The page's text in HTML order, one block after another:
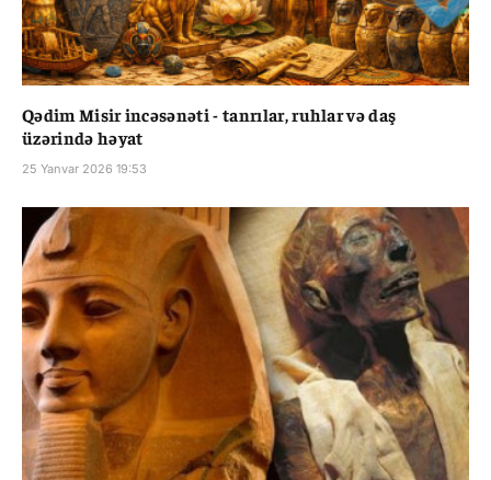
Qədim Misir incəsənəti - tanrılar, ruhlar və daş
üzərində həyat
25 Yanvar 2026 19:53